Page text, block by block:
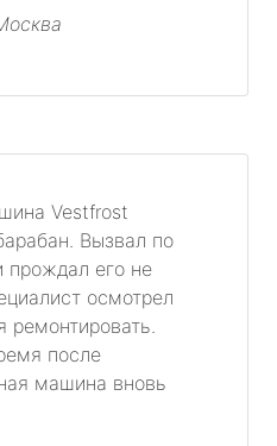
Vestfrost
Вызвал по
прождал его не
осмотрел
ремонтировать.
после
машина вновь